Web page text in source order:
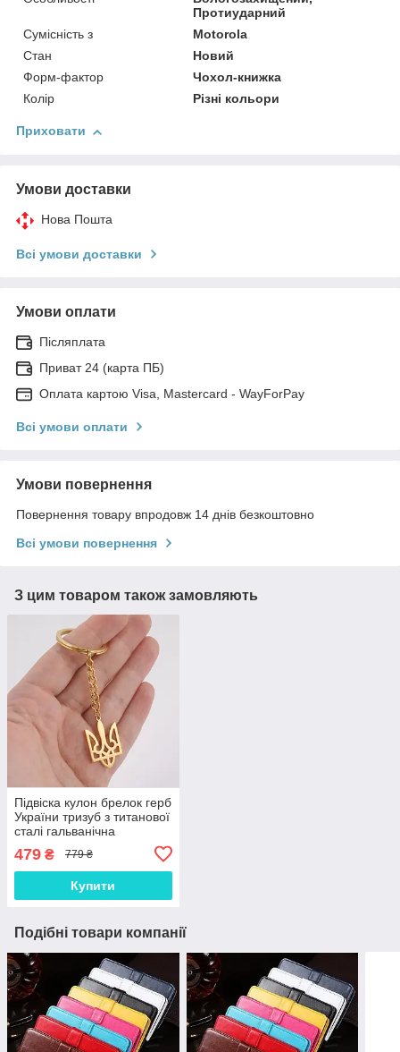
Протиударний
Сумісність з
Motorola
Стан
Новий
Форм-фактор
Чохол-книжка
Колір
Різні кольори
Приховати
Умови доставки
Нова Пошта
Всі умови доставки
Умови оплати
Післяплата
Приват 24 (карта ПБ)
Оплата картою Visa, Mastercard - WayForPay
Всі умови оплати
Умови повернення
Повернення товару впродовж 14 днів безкоштовно
Всі умови повернення
З цим товаром також замовляють
Підвіска кулон брелок герб
України тризуб з титанової
сталі гальванічна
карат (19,9*30,2мм)
479 ₴ 779 ₴
Купити
Подібні товари компанії